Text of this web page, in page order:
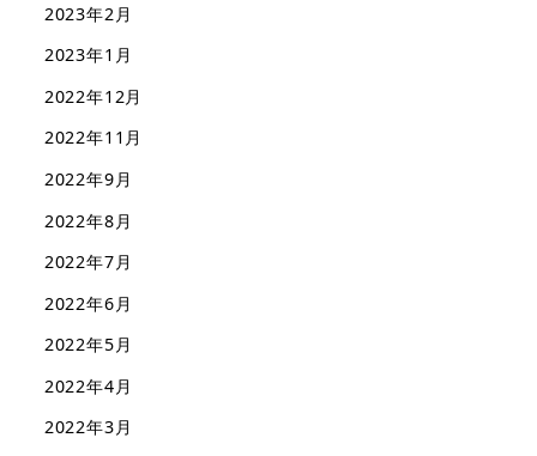
2023年2月
2023年1月
2022年12月
2022年11月
2022年9月
2022年8月
2022年7月
2022年6月
2022年5月
2022年4月
2022年3月